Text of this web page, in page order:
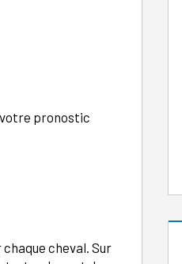
votre pronostic
cheval. Sur